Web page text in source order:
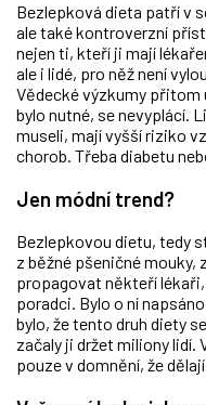
Bezlepková dieta patří v
ale také kontroverzní
nejen ti, kteří ji mají
ale i lidé, pro něž není
Vědecké výzkumy přitom
bylo nutné, se nevyplácí.
museli, mají vyšší riziko
chorob. Třeba diabetu
Jen módní trend?
Bezlepkovou dietu, tedy
z běžné pšeničné
propagovat někteří
poradci. Bylo o ní
bylo, že tento druh diety
začaly ji držet miliony lidí.
pouze v domnění, že